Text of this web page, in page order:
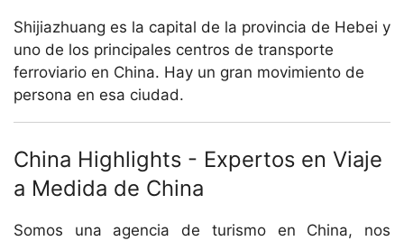
Shijiazhuang es la capital de la provincia de Hebei y
uno de los principales centros de transporte
ferroviario en China. Hay un gran movimiento de
persona en esa ciudad.
China Highlights - Expertos en Viaje
a Medida de China
Somos una agencia de turismo en China, nos